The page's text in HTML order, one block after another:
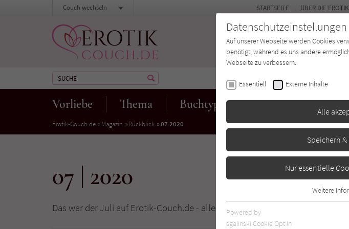
Vorliebe Thema Buchtyp Autor*in
STARTSEITE ÜBER DIE
Couch wechseln
Erotik-Couch.de Magazin Rückblick 07 2020
07 | 2020
Das war der Juli auf Erotik-Couch.de - alle Rezensionen, Artikel und Beiträge.
Datenschutzeinstellungen
Auf unserer Webseite werden Cookies
benötigt, während es uns andere
Webseite zu verbessern.
Essentiell Externe Inhalte
Alle
Speichern
Nur essentielle
Essentielle Cookies werden für
benötigt. Dadurch ist gewährleistet,
Weitere
Powered by
sgalinski Cookie Opt In